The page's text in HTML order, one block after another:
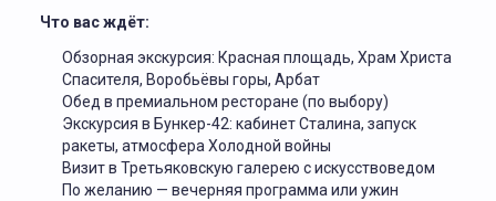
Что вас ждёт:
Обзорная экскурсия: Красная площадь, Храм Христа
Спасителя, Воробьёвы горы, Арбат
Обед в премиальном ресторане (по выбору)
Экскурсия в Бункер-42: кабинет Сталина, запуск
ракеты, атмосфера Холодной войны
Визит в Третьяковскую галерею с искусствоведом
По желанию — вечерняя программа или ужин